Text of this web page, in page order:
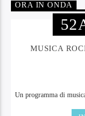
ORA IN ONDA
MUSICA
Un programma di